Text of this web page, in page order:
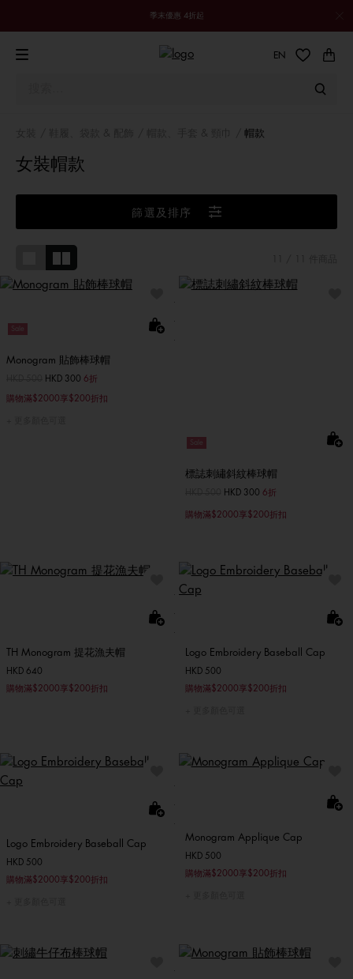
季末優惠 4折起
EN
帽款
女裝帽款
篩選及排序
Sale
Monogram 貼飾棒球帽
價格扣減從至HKD 300 6折
購物滿$2000享$200折扣
Sale
標誌刺繡斜紋棒球帽
價格扣減從至HKD 300 6折
購物滿$2000享$200折扣
TH Monogram 提花漁夫帽
HKD 640
購物滿$2000享$200折扣
Logo Embroidery Baseball Cap
HKD 500
購物滿$2000享$200折扣
Logo Embroidery Baseball Cap
HKD 500
購物滿$2000享$200折扣
Monogram Applique Cap
HKD 500
購物滿$2000享$200折扣